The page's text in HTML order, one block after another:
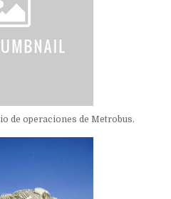
de operaciones de Metrobus.